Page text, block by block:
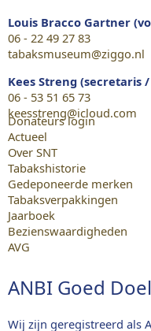
Louis Bracco Gartner
06 - 22 49 27 83
tabaksmuseum@ziggo.nl
Kees Streng (secretaris
06 - 53 51 65 73
keesstreng@icloud.com
Donateurs login
Actueel
Over SNT
Tabakshistorie
Gedeponeerde merken
Tabaksverpakkingen
Jaarboek
Bezienswaardigheden
AVG
ANBI Goed Doel
Wij zijn geregistreerd als